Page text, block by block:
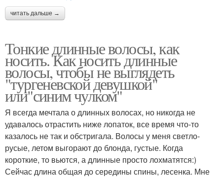
читать дальше →
Тонкие длинные волосы, как
носить. Как носить длинные
волосы, чтобы не выглядеть
"тургеневской девушкой"
или"синим чулком"
Я всегда мечтала о длинных волосах, но никогда не
удавалось отрастить ниже лопаток, все время что-то
казалось не так и обстригала. Волосы у меня светло-
русые, летом выгорают до блонда, густые. Когда
короткие, то вьются, а длинные просто лохматятся:)
Сейчас длина общая до середины спины, лесенка. Мне